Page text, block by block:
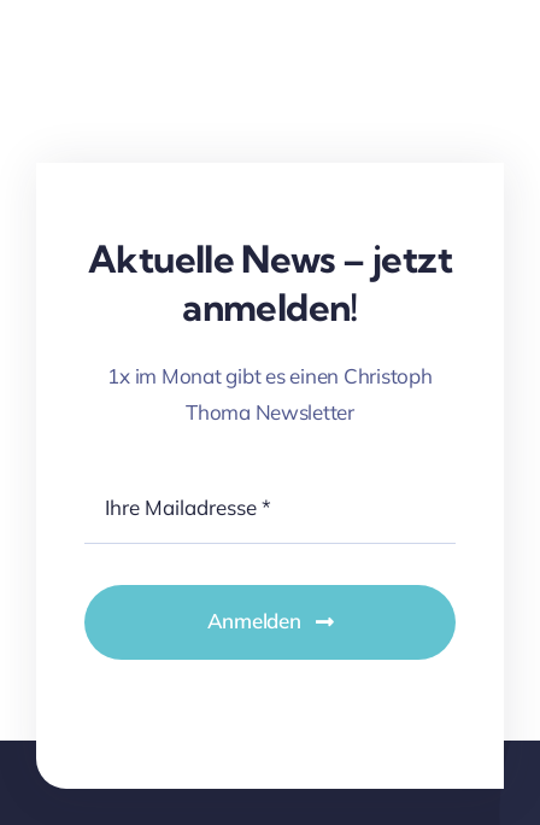
Aktuelle News – jetzt
anmelden!
1x im Monat gibt es einen Christoph
Thoma Newsletter
Anmelden